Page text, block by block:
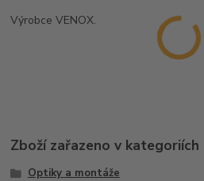
Výrobce VENOX.
Zboží zařazeno v kategoriích
Optiky a montáže